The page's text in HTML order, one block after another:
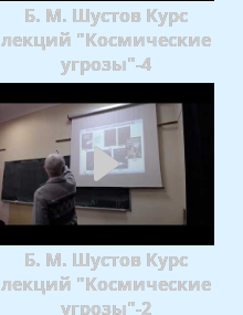
Б. М. Шустов Курс
лекций "Космические
угрозы"-4
Б. М. Шустов Курс
лекций "Космические
угрозы"-2